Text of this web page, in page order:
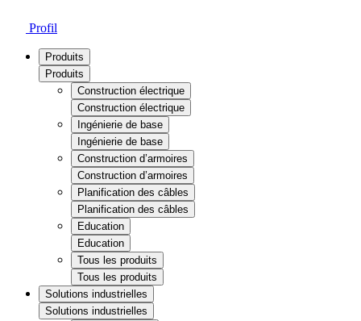
Profil
Produits
Produits
Construction électrique
Construction électrique
Ingénierie de base
Ingénierie de base
Construction d’armoires
Construction d’armoires
Planification des câbles
Planification des câbles
Education
Education
Tous les produits
Tous les produits
Solutions industrielles
Solutions industrielles